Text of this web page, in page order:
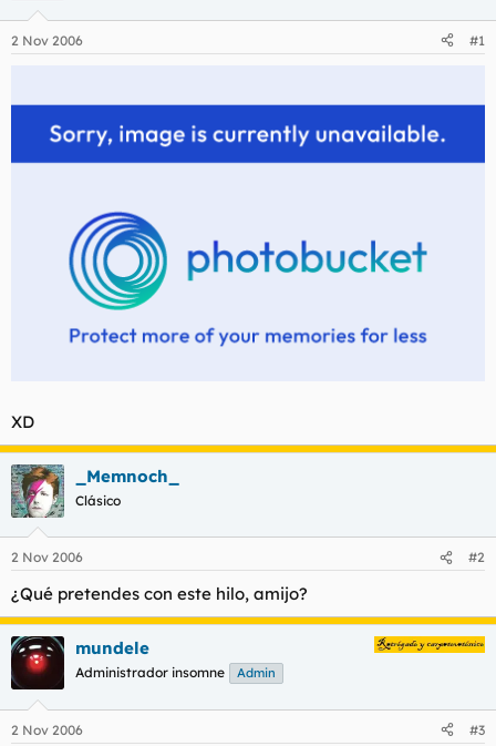
o
d
t
i
o
2 Nov 2006 #1
XD
_Memnoch_
Clásico
2 Nov 2006 #2
¿Qué pretendes con este hilo, amijo?
mundele
Administrador insomne Admin
2 Nov 2006 #3